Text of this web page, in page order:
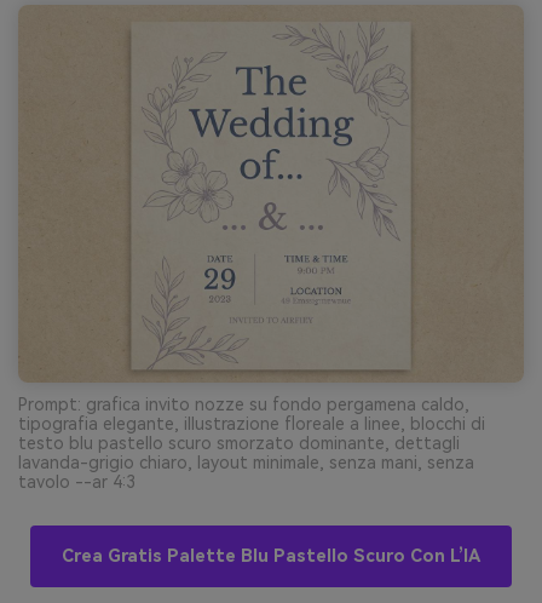
Prompt: grafica invito nozze su fondo pergamena caldo,
tipografia elegante, illustrazione floreale a linee, blocchi di
testo blu pastello scuro smorzato dominante, dettagli
lavanda-grigio chiaro, layout minimale, senza mani, senza
tavolo --ar 4:3
Crea Gratis Palette Blu Pastello Scuro Con L’IA